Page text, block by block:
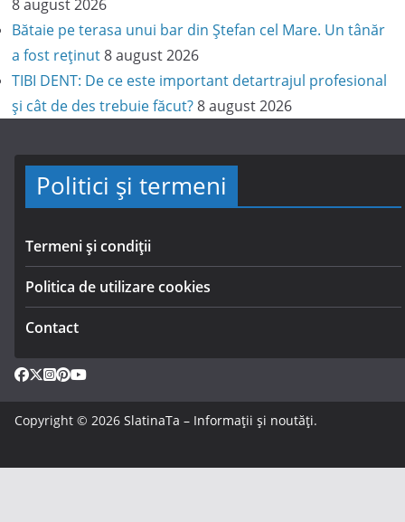
8 august 2026
Bătaie pe terasa unui bar din Ștefan cel Mare. Un tânăr
a fost reținut 8 august 2026
TIBI DENT: De ce este important detartrajul profesional
și cât de des trebuie făcut? 8 august 2026
Politici și termeni
Termeni și condiții
Politica de utilizare cookies
Contact
Copyright © 2026 SlatinaTa – Informații și noutăți.